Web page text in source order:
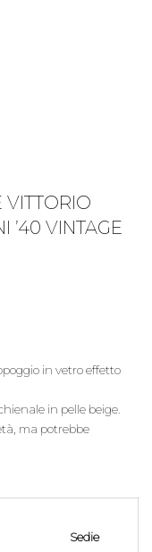
VITTORIO
’40 VINTAGE
in vetro effetto
in pelle beige.
ma potrebbe
Sedie